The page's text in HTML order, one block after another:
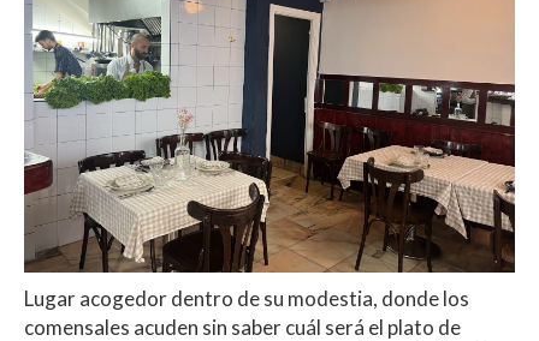
Lugar acogedor dentro de su modestia, donde los
comensales acuden sin saber cuál será el plato de